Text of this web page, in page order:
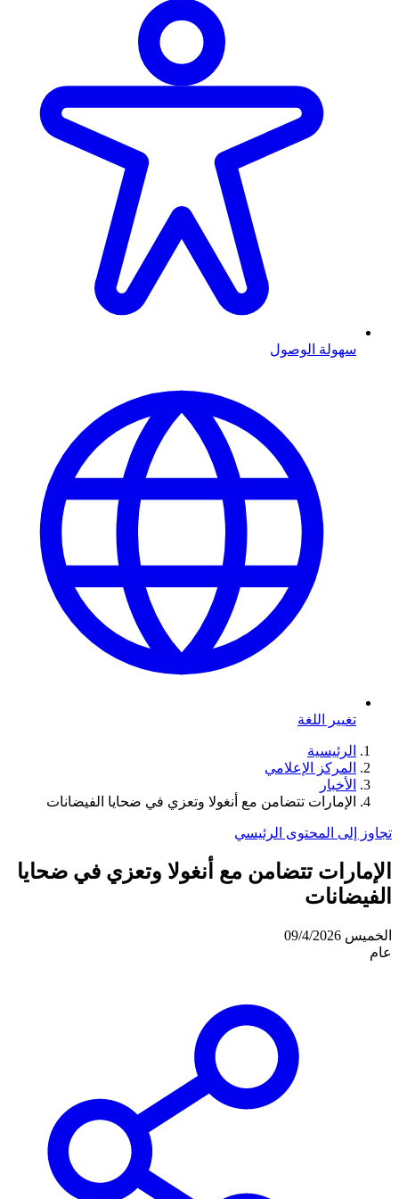
سهولة الوصول
تغيير اللغة
الرئيسية
المركز الإعلامي
الأخبار
الإمارات تتضامن مع أنغولا وتعزي في ضحايا الفيضانات
تجاوز إلى المحتوى الرئيسي
الإمارات تتضامن مع أنغولا وتعزي في ضحايا
الفيضانات
الخميس 09/4/2026
عام